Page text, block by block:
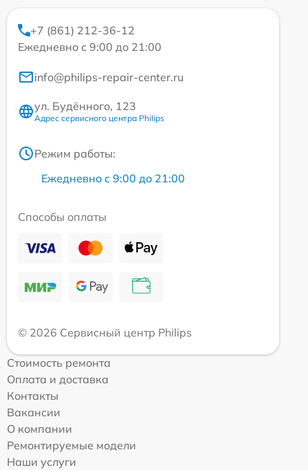
+7 (861) 212-36-12
Ежедневно с 9:00 до 21:00
info@philips-repair-center.ru
ул. Будённого, 123
Адрес сервисного центра Philips
Режим работы:
Ежедневно с 9:00 до 21:00
Способы оплаты
© 2026 Сервисный центр Philips
Стоимость ремонта
Оплата и доставка
Контакты
Вакансии
О компании
Ремонтируемые модели
Наши услуги